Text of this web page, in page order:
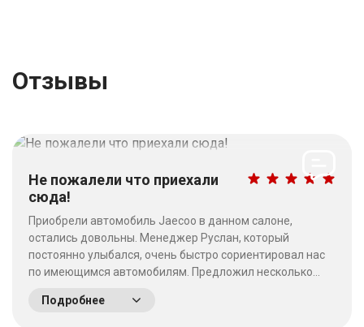
Отзывы
Не пожалели что приехали
сюда!
Приобрели автомобиль Jaecoo в данном салоне,
остались довольны. Менеджер Руслан, который
постоянно улыбался, очень быстро сориентировал нас
по имеющимся автомобилям. Предложил несколько
пожалели что приехали сюда! Качество работы на
Подробнее